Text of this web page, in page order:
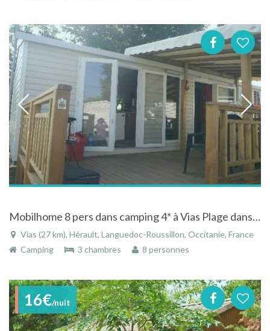
Mobilhome 8 pers dans camping 4* à Vias Plage dans le Languedoc Roussillon avec piscine à la mer
Vias (27 km), Hérault, Languedoc-Roussillon, Occitanie, France
Camping
3 chambres 8 personnes
16€/nuit